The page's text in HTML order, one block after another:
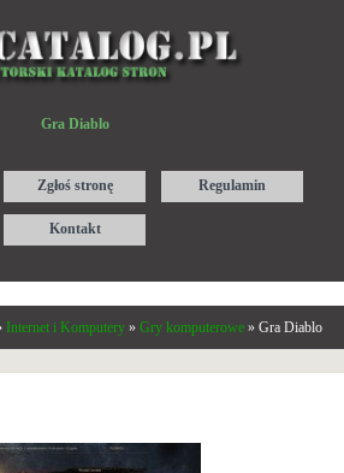
Gra Diablo
Zgłoś stronę Regulamin
Kontakt
Internet i Komputery » Gry komputerowe » Gra Diablo